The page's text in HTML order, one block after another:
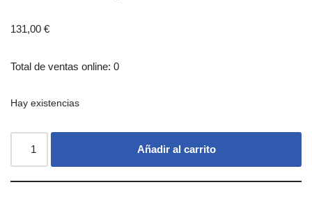
131,00 €
Total de ventas online: 0
Hay existencias
Añadir al carrito